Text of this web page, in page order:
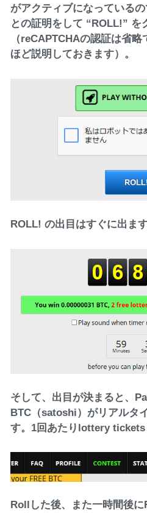
がアクティブになっている
との証明をして “ROLL!” を
（reCAPTCHAの認証は省
ほど説明しておきます）。
ROLL! の出目はすぐに出ます
そして、出目が決まると、
BTC（satoshi）がリアルタ
す。1回あたりlottery tickets
Rollした後、また一時間後